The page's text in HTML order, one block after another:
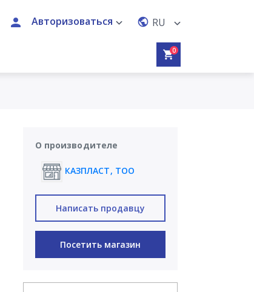
Авторизоваться RU
0
О производителе
КАЗПЛАСТ, ТОО
Написать продавцу
Посетить магазин